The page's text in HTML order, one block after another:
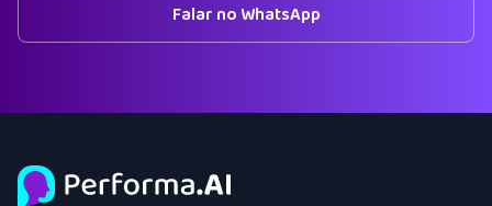
Falar no WhatsApp